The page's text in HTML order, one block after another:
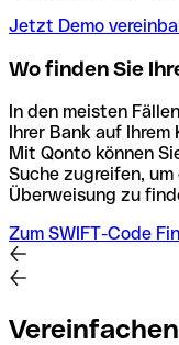
Jetzt Demo
Wo finden Sie
In den meisten
Ihrer Bank auf
Mit Qonto können
Suche zugreifen,
Überweisung zu
Zum SWIFT-Code